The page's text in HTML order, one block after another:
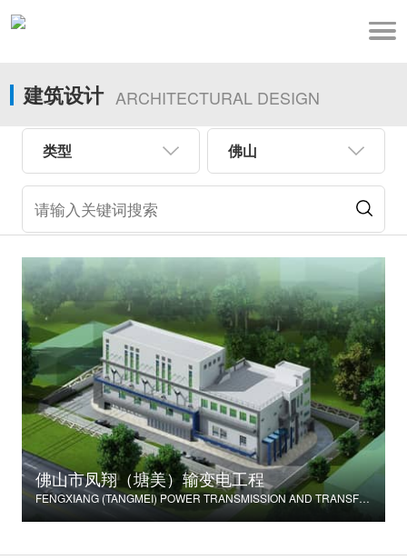
建筑设计 ARCHITECTURAL DESIGN
类型 佛山
佛山市凤翔（塘美）输变电工程
FENGXIANG (TANGMEI) POWER TRANSMISSION AND TRANSFORMATION PROJECT